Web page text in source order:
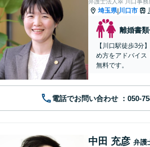
弁護士法人翠 川口事務
埼玉県|川口市
離婚書
【川口駅徒歩3分
め方をアドバイス
無料です。
電話でお問い合わせ
中田 充彦 弁護